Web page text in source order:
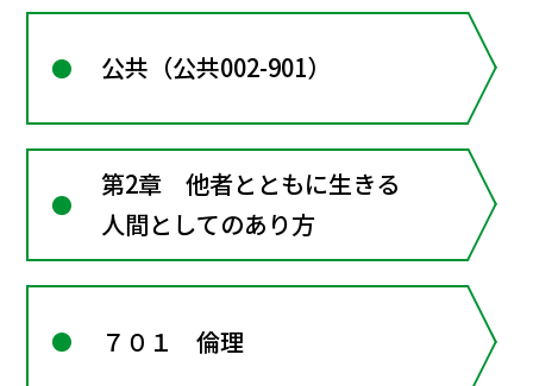
公共（公共002-901）
第2章 他者とともに生きる
人間としてのあり方
７０１ 倫理